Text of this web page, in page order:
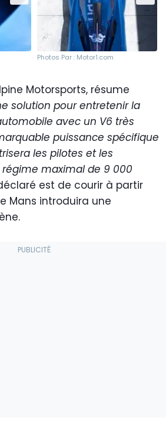
Photos Par : Motor1.com
Motorsports, résume
solution pour entretenir la
avec un V6 très
puissance spécifique
les pilotes et les
maximal de 9 000
est de courir à partir
Mans introduira une